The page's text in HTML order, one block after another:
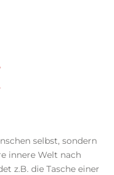
selbst, sondern
innere Welt nach
z.B. die Tasche einer